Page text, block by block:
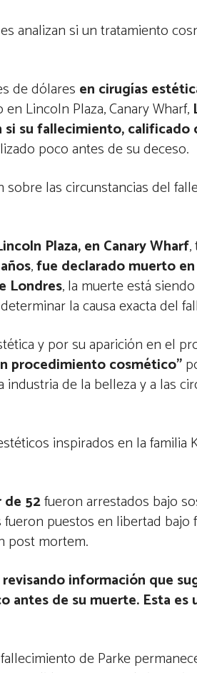
analizan si un tratamiento
de dólares en cirugías
Lincoln Plaza, Canary Wharf,
si su fallecimiento, calificado
poco antes de su deceso.
las circunstancias del
Plaza, en Canary Wharf,
,fue declarado muerto
Londres, la muerte está
la causa exacta del
y por su aparición en el
procedimiento cosmético”
de la belleza y a las
inspirados en la familia
de 52fueron arrestados bajo
puestos en libertad bajo
post mortem.
información que
de su muerte. Esta es
de Parke